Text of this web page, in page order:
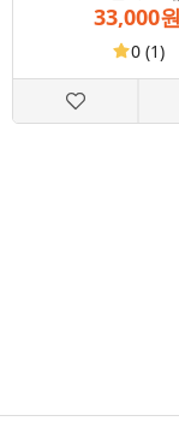
33,000원
0 (1)